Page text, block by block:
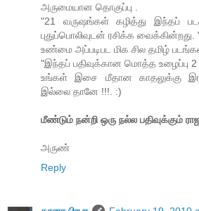
அருமையான தொகுப்பு .
"21 வருஷங்கள் கழித்து இந்தப்
புதுப்பொலிவுடன் ரசிக்க வைக்கின்றது.
உண்மை அப்படிபட மிக சில தமிழ்
"இந்தப் பதிவுக்கான மொத்த உழைப்பு 2
உங்கள் இசை மீதான காதலுக்கு
இல்லை தானே !!!. :)
மீண்டும் நன்றி ஒரு நல்ல பதிவுக்கும்
அருண்
Reply